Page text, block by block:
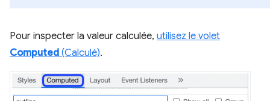
Pour inspecter la valeur calculée, utilisez le volet
Computed (Calculé).